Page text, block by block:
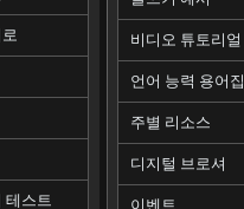
테스트
비디오 튜토리얼
언어 능력 용어집
주별 리소스
디지털 브로셔
이벤트